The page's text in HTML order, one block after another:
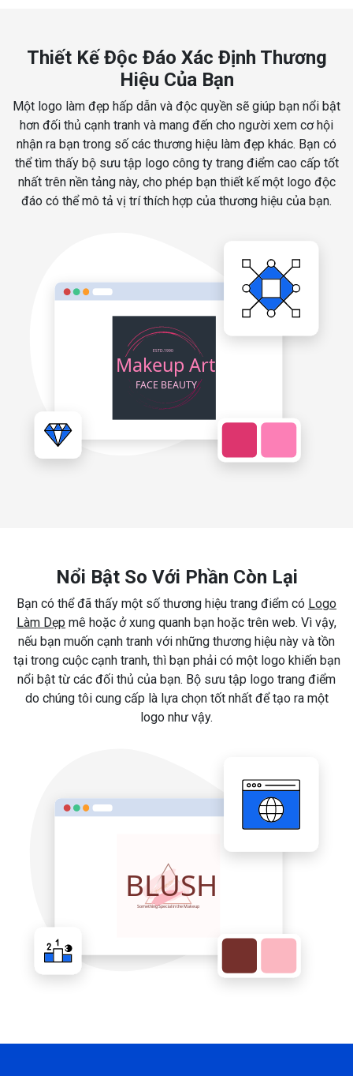
Thiết Kế Độc Đáo Xác Định Thương
Hiệu Của Bạn
Một logo làm đẹp hấp dẫn và độc quyền sẽ giúp bạn nổi bật
hơn đối thủ cạnh tranh và mang đến cho người xem cơ hội
nhận ra bạn trong số các thương hiệu làm đẹp khác. Bạn có
thể tìm thấy bộ sưu tập logo công ty trang điểm cao cấp tốt
nhất trên nền tảng này, cho phép bạn thiết kế một logo độc
đáo có thể mô tả vị trí thích hợp của thương hiệu của bạn.
Nổi Bật So Với Phần Còn Lại
Bạn có thể đã thấy một số thương hiệu trang điểm có Logo
Làm Dẹp mê hoặc ở xung quanh bạn hoặc trên web. Vì vậy,
nếu bạn muốn cạnh tranh với những thương hiệu này và tồn
tại trong cuộc cạnh tranh, thì bạn phải có một logo khiến bạn
nổi bật từ các đối thủ của bạn. Bộ sưu tập logo trang điểm
do chúng tôi cung cấp là lựa chọn tốt nhất để tạo ra một
logo như vậy.